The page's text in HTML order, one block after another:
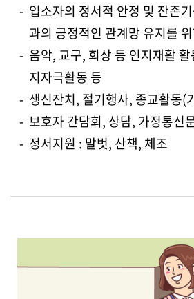
- 입소자의 정서적 안정 및 잔존
과의 긍정적인 관계망 유지를
- 음악, 교구, 회상 등 인지재활
지자극활동 등
- 생신잔치, 절기행사, 종교활동(
- 보호자 간담회, 상담, 가정통신
- 정서지원 : 말벗, 산책, 체조